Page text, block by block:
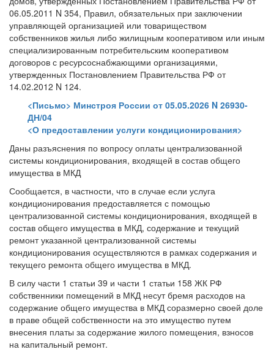
06.05.2011 N 354, Правил, обязательных при заключении
управляющей организацией или товариществом
собственников жилья либо жилищным кооперативом или иным
специализированным потребительским кооперативом
договоров с ресурсоснабжающими организациями,
утвержденных Постановлением Правительства РФ от
14.02.2012 N 124.
<Письмо> Минстроя России от 05.05.2026 N 26930-
ДН/04
<О предоставлении услуги кондиционирования>
Даны разъяснения по вопросу оплаты централизованной
системы кондиционирования, входящей в состав общего
имущества в МКД
Сообщается, в частности, что в случае если услуга
кондиционирования предоставляется с помощью
централизованной системы кондиционирования, входящей в
состав общего имущества в МКД, содержание и текущий
ремонт указанной централизованной системы
кондиционирования осуществляются в рамках содержания и
текущего ремонта общего имущества в МКД.
В силу части 1 статьи 39 и части 1 статьи 158 ЖК РФ
собственники помещений в МКД несут бремя расходов на
содержание общего имущества в МКД соразмерно своей доле
в праве общей собственности на это имущество путем
внесения платы за содержание жилого помещения, взносов
на капитальный ремонт.